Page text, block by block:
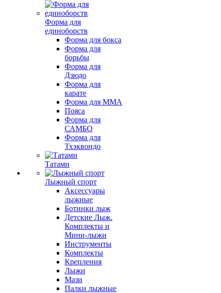
Форма для
единоборств
Форма для бокса
Форма для
борьбы
Форма для
Дзюдо
Форма для
карате
Форма для MMA
Пояса
Форма для
САМБО
Форма для
Тхэквондо
Татами
Лыжный спорт
Аксессуары
лыжные
Ботинки лыж
Детские Лыж.
Комплекты и
Мини-лыжи
Инструменты
Комплекты
Крепления
Лыжи
Мази
Палки лыжные